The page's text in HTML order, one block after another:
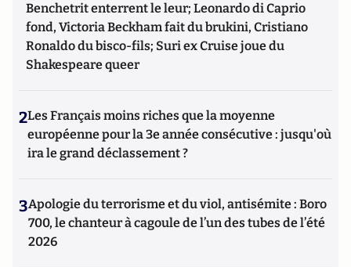
Benchetrit enterrent le leur; Leonardo di Caprio
fond, Victoria Beckham fait du brukini, Cristiano
Ronaldo du bisco-fils; Suri ex Cruise joue du
Shakespeare queer
2Les Français moins riches que la moyenne
européenne pour la 3e année consécutive : jusqu'où
ira le grand déclassement ?
3Apologie du terrorisme et du viol, antisémite : Boro
700, le chanteur à cagoule de l’un des tubes de l’été
2026